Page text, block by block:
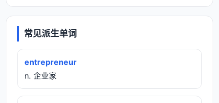
常见派生单词
entrepreneur
n. 企业家